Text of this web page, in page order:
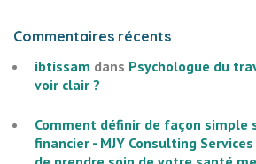
Commentaires récents
ibtissam dans Psychologue du
voir clair ?
Comment définir de façon simple
financier - MJY Consulting Services